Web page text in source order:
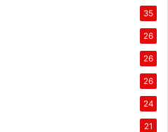
35
26
26
26
24
21